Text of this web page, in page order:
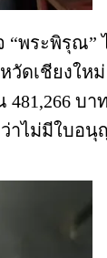
พระพิรุณ
วัดเชียง
าไม่มีใบ